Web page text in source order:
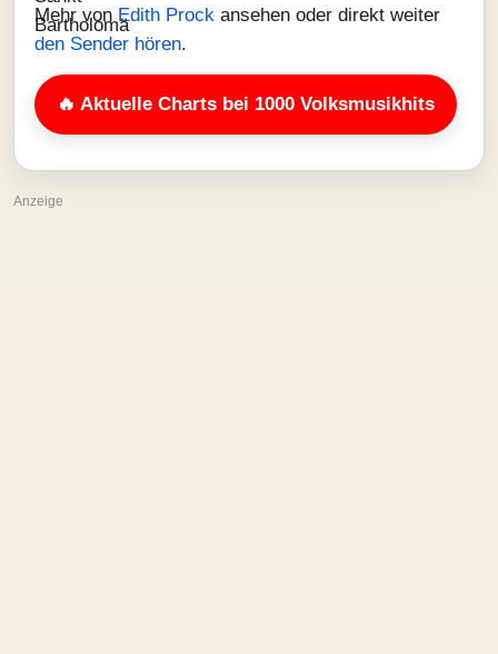
Mehr von Edith Prock ansehen oder direkt weiter
den Sender hören.
🔥 Aktuelle Charts bei 1000 Volksmusikhits
Anzeige